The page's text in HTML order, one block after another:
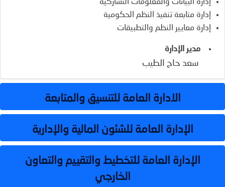
إدارة البيانات والمعلومات التشاركية
إدارة متابعة تنفيذ النظم الحكومية
إدارة معايير النظم والتطبيقات
مدير الإدارة
سعد حاج الطيب
الادارة العامة للتنسيق والمتابعة
الإدارة العامة للشئون المالية والإدارية
الإدارة العامة للتخطيط والتقييم والتعاون
الخارجي